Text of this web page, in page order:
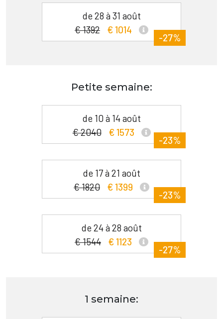
de 28 à 31 août
€ 1392
€ 1014
-27%
Petite semaine:
de 10 à 14 août
€ 2040
€ 1573
-23%
de 17 à 21 août
€ 1820
€ 1399
-23%
de 24 à 28 août
€ 1544
€ 1123
-27%
1 semaine: